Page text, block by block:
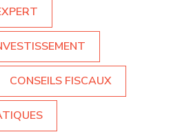
CONSEILS FISCAUX